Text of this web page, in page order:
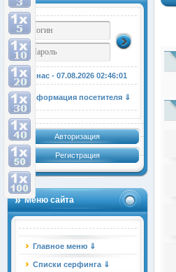
У нас - 07.08.2026 02:46:01
Информация посетителя ⇓
Авторизация
Регистрация
Меню сайта
Главное меню ⇓
Списки серфинга ⇓